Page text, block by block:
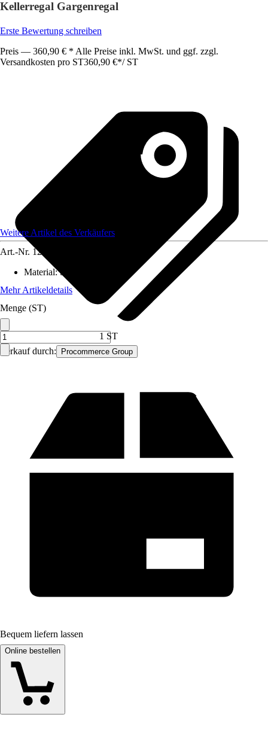
Kellerregal Gargenregal
Erste Bewertung schreiben
Preis — 360,90 € * Alle Preise inkl. MwSt. und ggf. zzgl.
Versandkosten pro ST360,90 €*/ ST
Verkauf durch: Procommerce Group
Weitere Artikel des Verkäufers
Art.-Nr. 12224369
Material:Stahl
Mehr Artikeldetails
Menge (ST)
1 ST
Bequem liefern lassen
Online bestellen